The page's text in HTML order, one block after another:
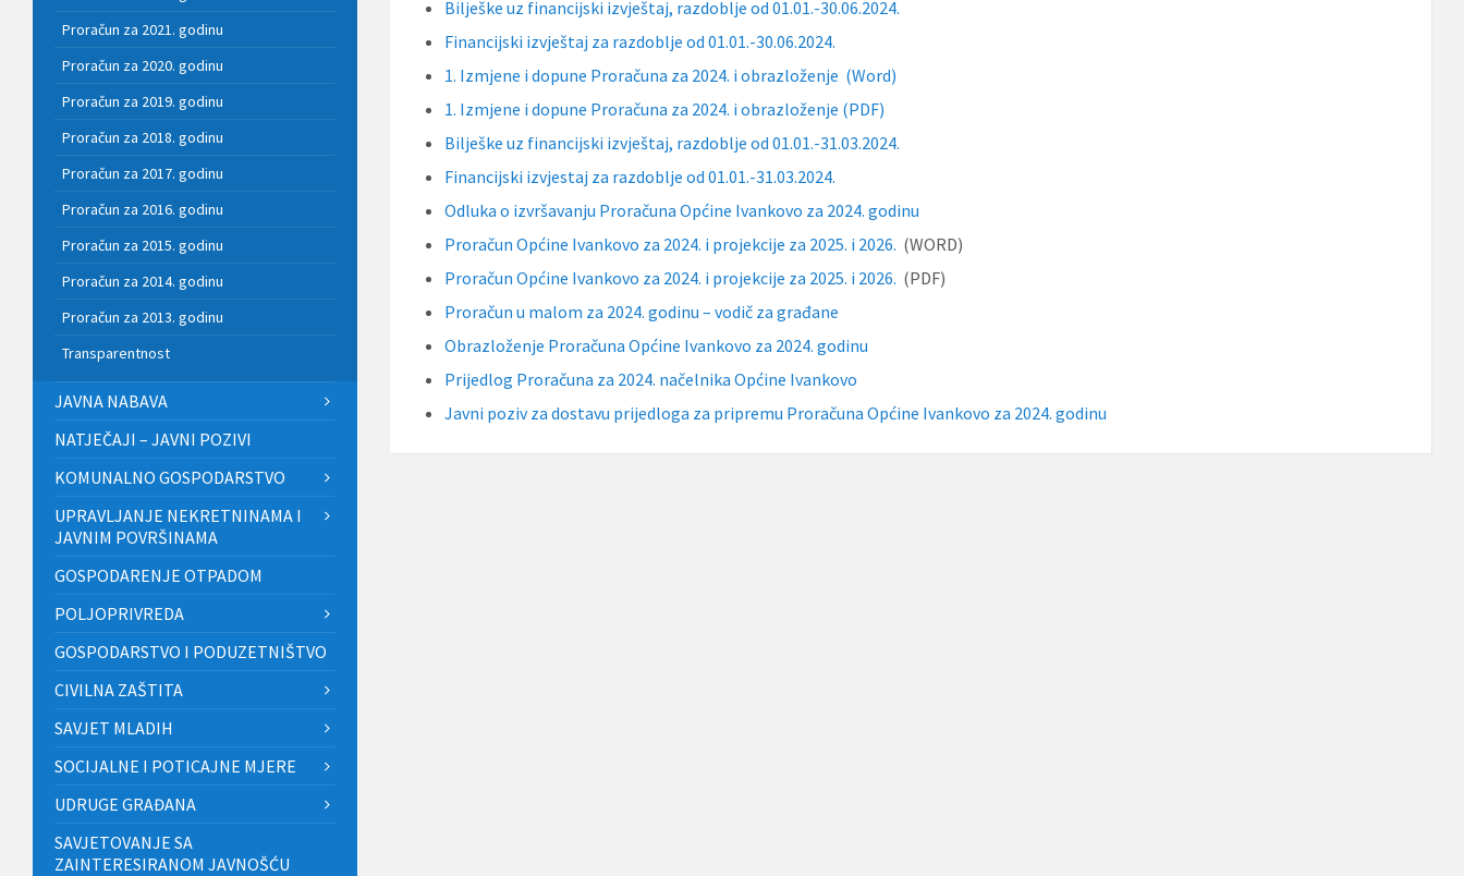
Bilješke uz financijski izvještaj, razdoblje od 01.01.-30.06.2024.
Financijski izvještaj za razdoblje od 01.01.-30.06.2024.
1. Izmjene i dopune Proračuna za 2024. i obrazloženje (Word)
1. Izmjene i dopune Proračuna za 2024. i obrazloženje (PDF)
Bilješke uz financijski izvještaj, razdoblje od 01.01.-31.03.2024.
Financijski izvjestaj za razdoblje od 01.01.-31.03.2024.
Odluka o izvršavanju Proračuna Općine Ivankovo za 2024. godinu
Proračun Općine Ivankovo za 2024. i projekcije za 2025. i 2026. (WORD)
Proračun Općine Ivankovo za 2024. i projekcije za 2025. i 2026. (PDF)
Proračun u malom za 2024. godinu – vodič za građane
Obrazloženje Proračuna Općine Ivankovo za 2024. godinu
Prijedlog Proračuna za 2024. načelnika Općine Ivankovo
Javni poziv za dostavu prijedloga za pripremu Proračuna Općine Ivankovo za 2024. godinu
Proračun za 2021. godinu
Proračun za 2020. godinu
Proračun za 2019. godinu
Proračun za 2018. godinu
Proračun za 2017. godinu
Proračun za 2016. godinu
Proračun za 2015. godinu
Proračun za 2014. godinu
Proračun za 2013. godinu
Transparentnost
JAVNA NABAVA
NATJEČAJI – JAVNI POZIVI
KOMUNALNO GOSPODARSTVO
UPRAVLJANJE NEKRETNINAMA I
JAVNIM POVRŠINAMA
GOSPODARENJE OTPADOM
POLJOPRIVREDA
GOSPODARSTVO I PODUZETNIŠTVO
CIVILNA ZAŠTITA
SAVJET MLADIH
SOCIJALNE I POTICAJNE MJERE
UDRUGE GRAĐANA
SAVJETOVANJE SA
ZAINTERESIRANOM JAVNOŠĆU